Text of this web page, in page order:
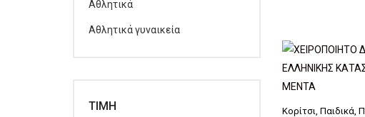
€64.90.
Κορίτσι, Παιδικά,
Αθλητικά
Αθλητικά γυναικεία
ΤΙΜΉ